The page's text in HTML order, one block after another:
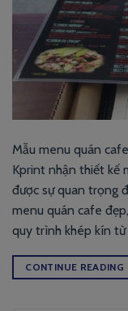
Mẫu menu quán
Kprint nhận thiết kế
được sự quan trọng
menu quán cafe
quy trình khép kín
CONTINUE READING